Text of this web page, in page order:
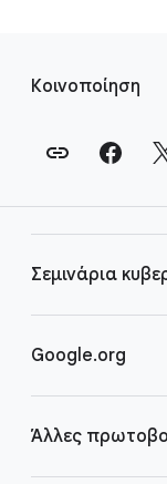
Κοινοποίηση
Σεμινάρια
Συνήθεις
Google.org
Αρχική σελίδα
Άλλες